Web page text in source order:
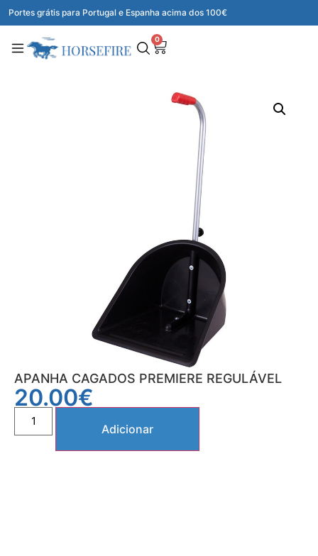
Portes grátis para Portugal e Espanha acima dos 100€
0
APANHA CAGADOS PREMIERE REGULÁVEL
20.00€
Adicionar